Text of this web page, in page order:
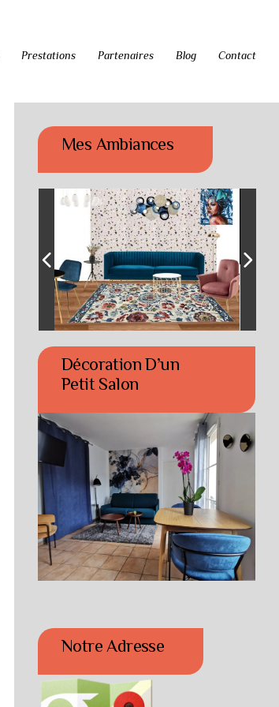
Prestations Partenaires Blog Contact
Mes Ambiances
Décoration D’un
Petit Salon
Notre Adresse